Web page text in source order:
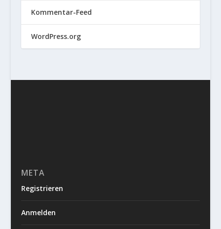
Kommentar-Feed
WordPress.org
META
Registrieren
Anmelden